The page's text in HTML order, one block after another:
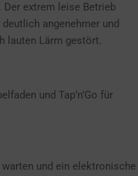
extrem leise Betrieb
angenehmer und
lauten Lärm gestört.
und Tap’n’Go für
und ein elektronische